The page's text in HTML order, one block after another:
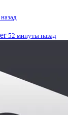
52 минуты назад